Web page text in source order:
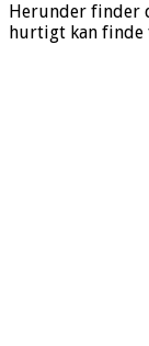
Herunder finder
hurtigt kan finde